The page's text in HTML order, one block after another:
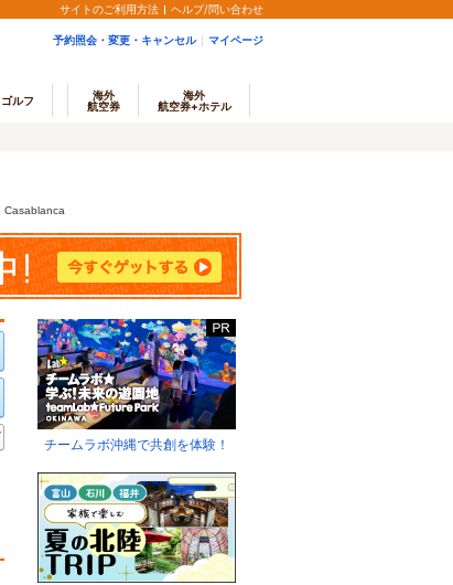
サイトのご利用方法 ヘルプ/問い合わせ
予約照会・変更・キャンセル マイページ
ゴルフ
海外
航空券
海外
航空券+ホテル
Casablanca
る
写真を投稿する
チームラボ沖縄で共創を体験！